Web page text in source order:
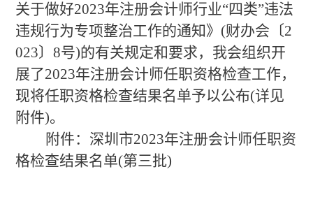
关于做好2023年注册会计师行业“四类”违法
违规行为专项整治工作的通知》(财办会〔2
023〕8号)的有关规定和要求，我会组织开
展了2023年注册会计师任职资格检查工作，
现将任职资格检查结果名单予以公布(详见
附件)。
附件： 深圳市2023年注册会计师任职资
格检查结果名单(第三批)